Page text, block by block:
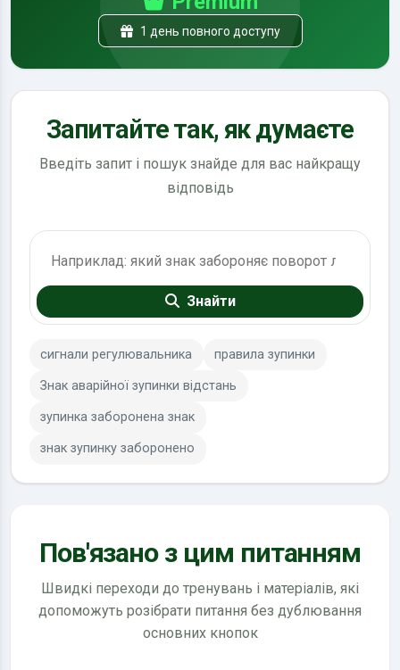
1 день повного доступу
Запитайте так, як думаєте
Введіть запит і пошук знайде для вас найкращу
відповідь
Знайти
сигнали регулювальника правила зупинки
Знак аварійної зупинки відстань
зупинка заборонена знак
знак зупинку заборонено
Пов'язано з цим питанням
Швидкі переходи до тренувань і матеріалів, які
допоможуть розібрати питання без дублювання
основних кнопок